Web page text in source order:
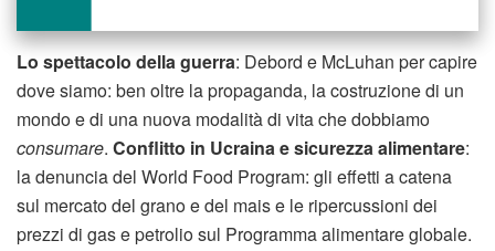
Lo spettacolo della guerra: Debord e McLuhan per capire
dove siamo: ben oltre la propaganda, la costruzione di un
mondo e di una nuova modalità di vita che dobbiamo
consumare. Conflitto in Ucraina e sicurezza alimentare:
la denuncia del World Food Program: gli effetti a catena
sul mercato del grano e del mais e le ripercussioni dei
prezzi di gas e petrolio sul Programma alimentare globale.